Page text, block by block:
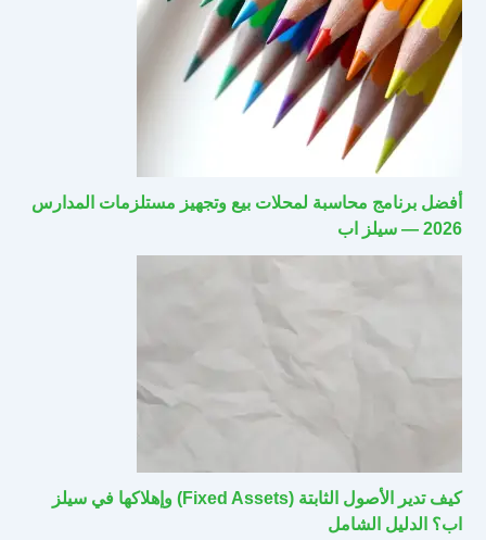
أفضل برنامج محاسبة لمحلات بيع وتجهيز مستلزمات المدارس
2026 — سيلز اب
كيف تدير الأصول الثابتة (Fixed Assets) وإهلاكها في سيلز
اب؟ الدليل الشامل